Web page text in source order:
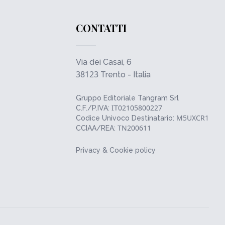
CONTATTI
Via dei Casai, 6
38123 Trento - Italia
Gruppo Editoriale Tangram Srl
C.F./P.IVA: IT02105800227
Codice Univoco Destinatario: M5UXCR1
CCIAA/REA: TN200611
Privacy & Cookie policy